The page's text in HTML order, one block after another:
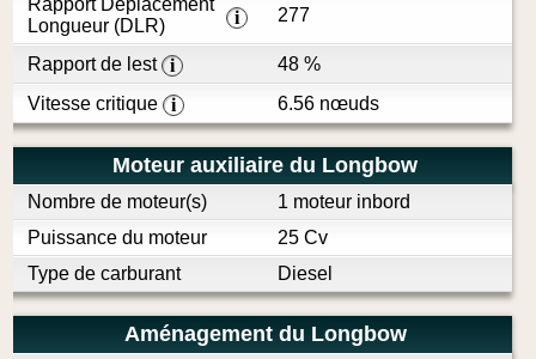
Rapport Déplacement
Longueur (DLR)
i 277
Rapport de lest i
48 %
Vitesse critique
i 6.56 nœuds
Moteur auxiliaire du Longbow
Nombre de moteur(s)
1 moteur inbord
Puissance du moteur
25 Cv
Type de carburant
Diesel
Aménagement du Longbow